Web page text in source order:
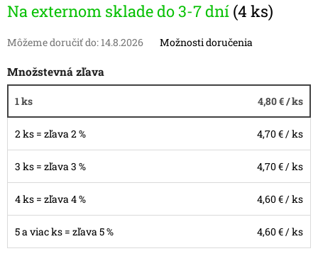
cena:
Na externom sklade do 3-7 dní (4 ks)
Môžeme doručiť do: 14.8.2026 Možnosti doručenia
Množstevná zľava
1 ks 4,80 €/ ks
2 ks = zľava 2 % 4,70 €/ ks
3 ks = zľava 3 % 4,70 €/ ks
4 ks = zľava 4 % 4,60 €/ ks
5 a viac ks = zľava 5 % 4,60 €/ ks